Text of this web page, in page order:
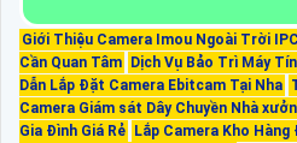
Giới Thiệu Camera Imou Ngoài Trời
Cần Quan Tâm
Dịch Vụ Bảo Trì Máy
Dẫn Lắp Đặt Camera Ebitcam Tại Nha
Camera Giám sát Dây Chuyền Nhà
Gia Đình Giá Rẻ
Lắp Camera Kho Hàng